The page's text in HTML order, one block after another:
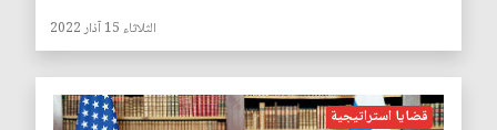
الثلاثاء 15 آذار 2022
قضايا استراتيجية